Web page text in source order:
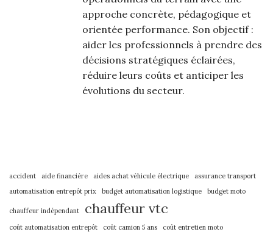
approche concrète, pédagogique et
orientée performance. Son objectif :
aider les professionnels à prendre des
décisions stratégiques éclairées,
réduire leurs coûts et anticiper les
évolutions du secteur.
accident aide financière aides achat véhicule électrique
assurance transport
automatisation entrepôt prix
budget automatisation logistique budget moto
chauffeur indépendant chauffeur vtc
coût automatisation entrepôt coût camion 5 ans
coût entretien moto